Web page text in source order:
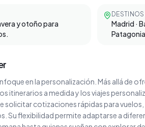
y otoño para
Madrid ·
Patagonia
en la personalización. Más allá de
itinerarios a medida y los viajes
cotizaciones rápidas para
Su flexibilidad permite adaptarse a